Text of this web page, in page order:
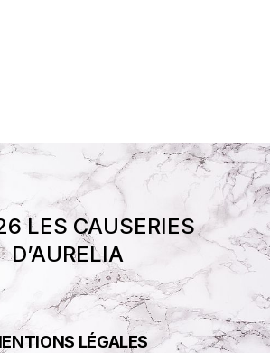
LES CAUSERIES
D’AURELIA
LÉGALES